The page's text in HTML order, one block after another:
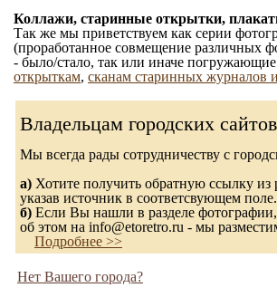
Коллажи, старинные открытки,
Так же мы приветствуем как серии
(проработанное совмещение различных
- было/стало, так или иначе
открыткам, сканам старинных журналов и
Владельцам городских
Мы всегда рады сотрудничеству с
а) Хотите получить обратную ссылку
указав источник в соответсвующем
б) Если Вы нашли в разделе
об этом на info@etoretro.ru - мы
Подробнее >>
Нет Вашего города?